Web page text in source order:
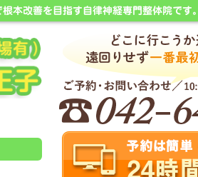
本改善を目指す自律神経専門整体院です。